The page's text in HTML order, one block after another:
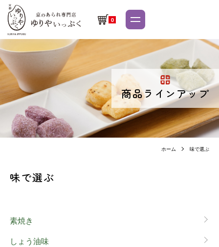
0
商品ラインアップ
ホーム 味で選ぶ
味で選ぶ
素焼き
しょう油味